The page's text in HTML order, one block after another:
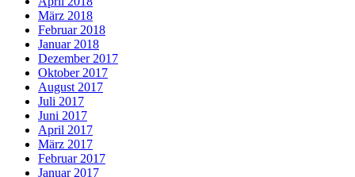
März 2018
Februar 2018
Januar 2018
Dezember 2017
Oktober 2017
August 2017
Juli 2017
Juni 2017
April 2017
März 2017
Februar 2017
Januar 2017